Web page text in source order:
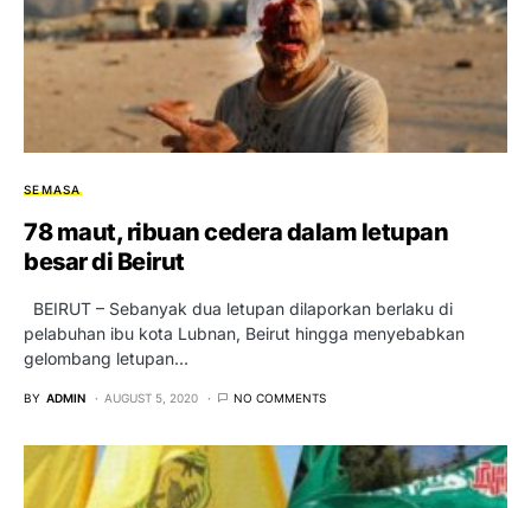
SEMASA
78 maut, ribuan cedera dalam letupan
besar di Beirut
BEIRUT – Sebanyak dua letupan dilaporkan berlaku di
pelabuhan ibu kota Lubnan, Beirut hingga menyebabkan
gelombang letupan…
BY ADMIN AUGUST 5, 2020 NO COMMENTS